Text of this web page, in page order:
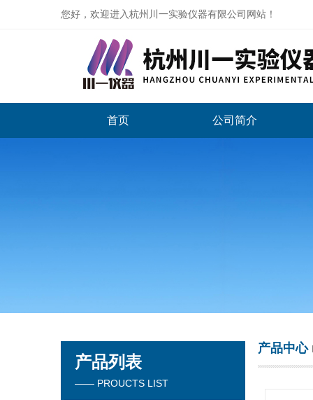
您好，欢迎进入杭州川一实验仪器有限公司网站！
杭州川一实验仪器有限公司
首页 公司简介
产品列表
—— PROUCTS LIST
产品中心